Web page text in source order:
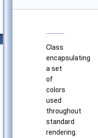
Class
encapsulating
a set
of
colors
used
throughout
standard
rendering.